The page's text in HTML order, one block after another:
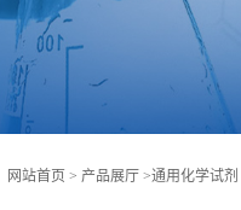
网站首页 > 产品展厅 >通用化学试剂